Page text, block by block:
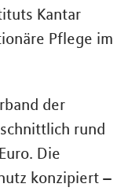
Kantar
Pflege im
der
rund
Die
konzipiert –